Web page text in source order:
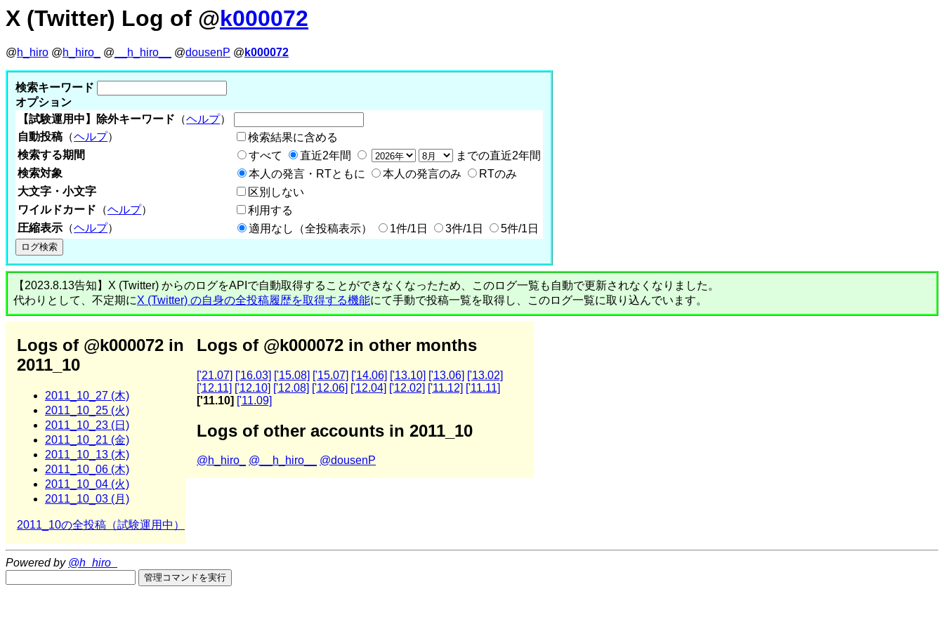
X (Twitter) Log of @k000072
@h_hiro @h_hiro_ @ __h_hiro__ @dousenP @ k000072
検索キーワード
オプション
【試験運用中】除外キーワード （ヘルプ）
自動投稿 （ヘルプ）
検索結果に含める
検索する期間
すべて 直近2年間
までの直近2年間
検索対象
本人の発言・RTともに 本人の発言のみ
RTのみ
大文字・小文字
区別しない
ワイルドカード （ヘルプ）
利用する
圧縮表示 （ヘルプ） 適用なし（全投稿表示） 1件/1日 3件/1日 5件/1日
【2023.8.13告知】X (Twitter) からのログをAPIで自動取得することができなくなったため、このログ一覧も自動で更新されなくなりました。
代わりとして、不定期にX (Twitter) の自身の全投稿履歴を取得する機能にて手動で投稿一覧を取得し、このログ一覧に取り込んでいます。
Logs of @k000072 in
2011_10
2011_10_27 (木)
2011_10_25 (火)
2011_10_23 (日)
2011_10_21 (金)
2011_10_13 (木)
2011_10_06 (木)
2011_10_04 (火)
2011_10_03 (月)
2011_10の全投稿（試験運用中）
Logs of @k000072 in other months
['21.07] ['16.03] ['15.08] ['15.07] ['14.06] ['13.10] ['13.06] ['13.02]
['12.11] ['12.10] ['12.08] ['12.06] ['12.04] ['12.02] ['11.12] ['11.11]
['11.10] ['11.09]
Logs of other accounts in 2011_10
@h_hiro_ @__h_hiro__ @dousenP
Powered by @h_hiro_